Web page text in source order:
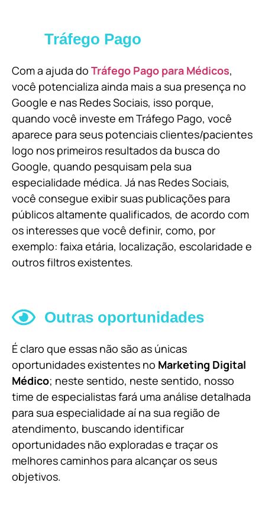
Tráfego Pago
Com a ajuda do Tráfego Pago para Médicos,
você potencializa ainda mais a sua presença no
Google e nas Redes Sociais, isso porque,
quando você investe em Tráfego Pago, você
aparece para seus potenciais clientes/pacientes
logo nos primeiros resultados da busca do
Google, quando pesquisam pela sua
especialidade médica. Já nas Redes Sociais,
você consegue exibir suas publicações para
públicos altamente qualificados, de acordo com
os interesses que você definir, como, por
exemplo: faixa etária, localização, escolaridade e
outros filtros existentes.
Outras oportunidades
É claro que essas não são as únicas
oportunidades existentes no Marketing Digital
Médico; neste sentido, neste sentido, nosso
time de especialistas fará uma análise detalhada
para sua especialidade aí na sua região de
atendimento, buscando identificar
oportunidades não exploradas e traçar os
melhores caminhos para alcançar os seus
objetivos.